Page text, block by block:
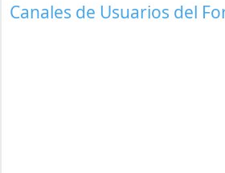
Canales de Usuarios del